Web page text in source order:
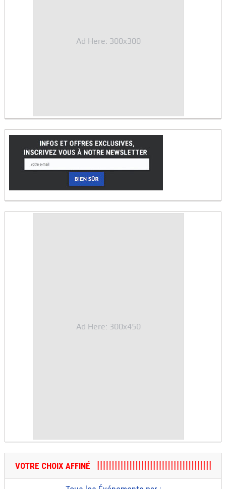
Ad Here: 300x300
Ad Here: 300x450
VOTRE CHOIX AFFINÉ